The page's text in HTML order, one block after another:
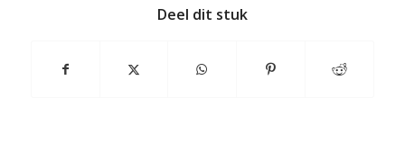
Deel dit stuk